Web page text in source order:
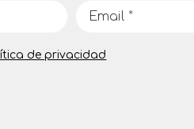
de privacidad